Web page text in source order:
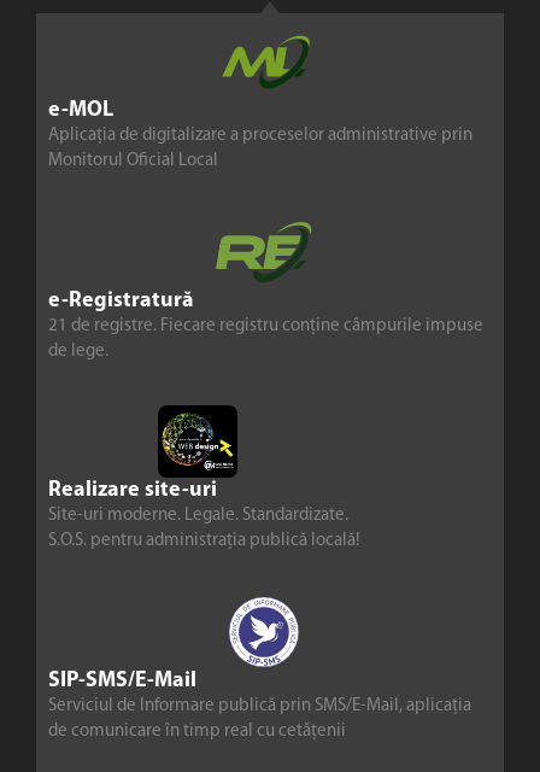
e-MOL
Aplicația de digitalizare a proceselor administrative prin
Monitorul Oficial Local
e-Registratură
21 de registre. Fiecare registru conține câmpurile impuse
de lege.
Realizare site-uri
Site-uri moderne. Legale. Standardizate.
S.O.S. pentru administrația publică locală!
SIP-SMS/E-Mail
Serviciul de Informare publică prin SMS/E-Mail, aplicația
de comunicare în timp real cu cetățenii